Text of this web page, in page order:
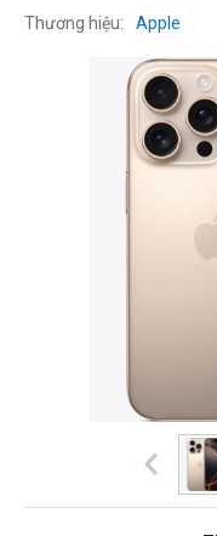
Thương hiệu Apple